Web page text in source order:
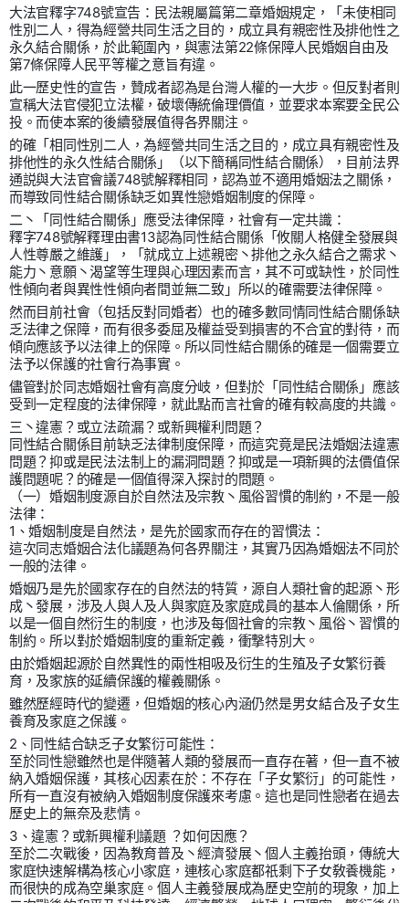
大法官釋字748號宣告：民法親屬篇第二章婚姻規定，「未使相同
性別二人，得為經營共同生活之目的，成立具有親密性及排他性之
永久結合關係，於此範圍內，與憲法第22條保障人民婚姻自由及
第7條保障人民平等權之意旨有違。
此一歷史性的宣告，贊成者認為是台灣人權的一大步。但反對者則
宣稱大法官侵犯立法權，破壞傳統倫理價值，並要求本案要全民公
投。而使本案的後續發展值得各界關注。
的確「相同性別二人，為經營共同生活之目的，成立具有親密性及
排他性的永久性結合關係」（以下簡稱同性結合關係），目前法界
通説與大法官會議748號解釋相同，認為並不適用婚姻法之關係，
而導致同性結合關係缺乏如異性戀婚姻制度的保障。
二丶「同性結合關係」應受法律保障，社會有一定共識：
釋字748號解釋理由書13認為同性結合關係「攸關人格健全發展與
人性尊嚴之維護」，「就成立上述親密丶排他之永久結合之需求丶
能力丶意願丶渴望等生理與心理因素而言，其不可或缺性，於同性
性傾向者與異性性傾向者間並無二致」所以的確需要法律保障。
然而目前社會（包括反對同婚者）也的確多數同情同性結合關係缺
乏法律之保障，而有很多委屈及權益受到損害的不合宜的對待，而
傾向應該予以法律上的保障。所以同性結合關係的確是一個需要立
法予以保護的社會行為事實。
儘管對於同志婚姻社會有高度分岐，但對於「同性結合關係」應該
受到一定程度的法律保障，就此點而言社會的確有較高度的共識。
三丶違憲？或立法疏漏？或新興權利問題？
同性結合關係目前缺乏法律制度保障，而這究竟是民法婚姻法違憲
問題？抑或是民法法制上的漏洞問題？抑或是一項新興的法價值保
護問題呢？的確是一個值得深入探討的問題。
（一）婚姻制度源自於自然法及宗教丶風俗習慣的制約，不是一般
法律：
1、婚姻制度是自然法，是先於國家而存在的習慣法：
這次同志婚姻合法化議題為何各界關注，其實乃因為婚姻法不同於
一般的法律。
婚姻乃是先於國家存在的自然法的特質，源自人類社會的起源丶形
成丶發展，涉及人與人及人與家庭及家庭成員的基本人倫關係，所
以是一個自然衍生的制度，也涉及每個社會的宗教丶風俗丶習慣的
制約。所以對於婚姻制度的重新定義，衝撃特別大。
由於婚姻起源於自然異性的兩性相吸及衍生的生殖及子女繁衍養
育，及家族的延續保護的權義關係。
雖然歷經時代的變遷，但婚姻的核心內涵仍然是男女結合及子女生
養育及家庭之保護。
2、同性結合缺乏子女繁衍可能性：
至於同性戀雖然也是伴隨著人類的發展而一直存在著，但一直不被
納入婚姻保護，其核心因素在於：不存在「子女繁衍」的可能性，
所有一直沒有被納入婚姻制度保護來考慮。這也是同性戀者在過去
歷史上的無奈及悲情。
3、違憲？或新興權利議題 ？如何因應？
至於二次戰後，因為教育普及丶經濟發展丶個人主義抬頭，傳統大
家庭快速解構為核心小家庭，連核心家庭都祇剩下子女敎養機能，
而很快的成為空巢家庭。個人主義發展成為歷史空前的現象，加上